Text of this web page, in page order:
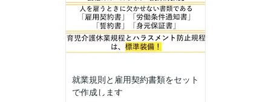
就業規則と雇用契約書類をセット
で作成します